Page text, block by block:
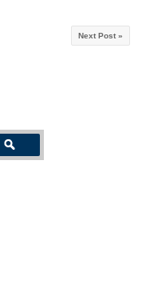
Next Post »